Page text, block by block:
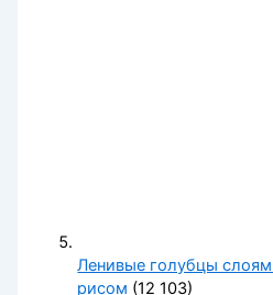
Ленивые голубцы
рисом (12 103)